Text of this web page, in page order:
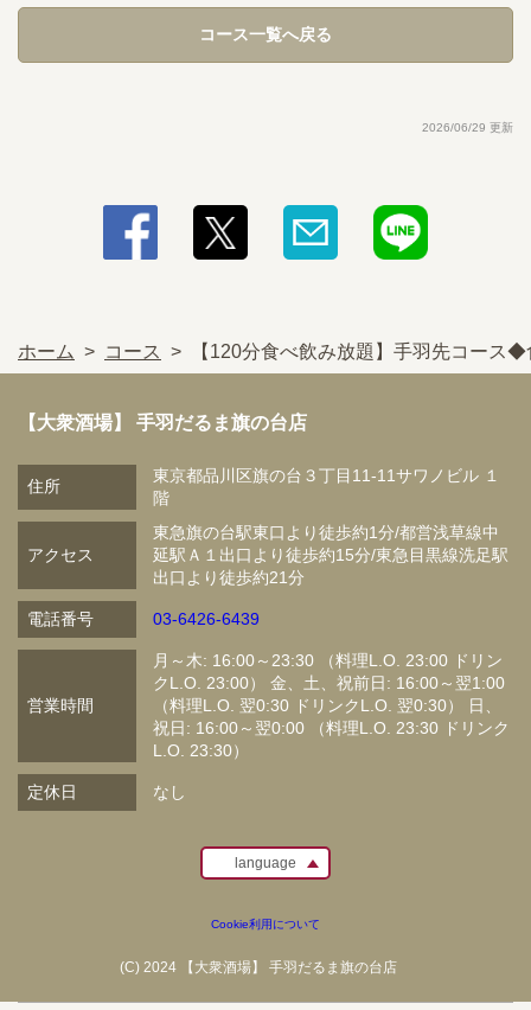
選びください。
・大隅(麦)/大隅(芋)/★メガサイズ容量2倍
コース一覧へ戻る
2026/06/29 更新
ホーム コース 【120分食べ飲み放題】手羽先コース
【大衆酒場】 手羽だるま旗の台店
住所
東京都品川区旗の台３丁目11-11サワノビル １
階
アクセス
東急旗の台駅東口より徒歩約1分/都営浅草線中
延駅Ａ１出口より徒歩約15分/東急目黒線洗足駅
出口より徒歩約21分
電話番号 03-6426-6439
営業時間
月～木: 16:00～23:30 （料理L.O. 23:00 ドリン
クL.O. 23:00） 金、土、祝前日: 16:00～翌1:00
（料理L.O. 翌0:30 ドリンクL.O. 翌0:30） 日、
祝日: 16:00～翌0:00 （料理L.O. 23:30 ドリンク
L.O. 23:30）
定休日 なし
language
Cookie利用について
(C) 2024 【大衆酒場】 手羽だるま旗の台店